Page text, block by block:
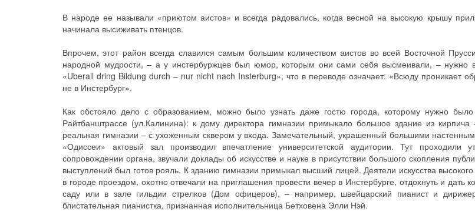
В народе ее называли «приютом аистов» и всегда радовались, когда весной на высокую крышу
начинала высиживать птенцов.
Впрочем, этот район всегда славился самым большим количеством аистов во всей Восточной
народной мудрости, – а у инстербуржцев был юмор, которым они сами себя высмеивали, – нужно
«Uberall dring Bildung durch – nur nicht nach Insterburg», что в переводе означает: «Всюду проникает
не в Инстербург».
Как обстояло дело с образованием, можно было узнать даже гостю города, которому нужно было
Райтбанштрассе (ул.Калинина): к дому директора гимназии примыкало большое здание из кирпича
реальная гимназии – с ухоженным сквером у входа. Замечательный, украшенный большими
«Одиссеи» актовый зал производил впечатление университетской аудитории. Тут проходили
сопровождении органа, звучали доклады об искусстве и науке в присутствии большого скопления
выступлений был готов рояль. К зданию гимназии примыкал высший лицей. Деятели искусства
в городе проездом, охотно отвечали на приглашения провести вечер в Инстербурге, отдохнуть и дать
саду или в зале гильдии стрелков (Дом офицеров), – например, швейцарский пианист и
блистательная пианистка, признанная исполнительница Бетховена Элли Нэй.